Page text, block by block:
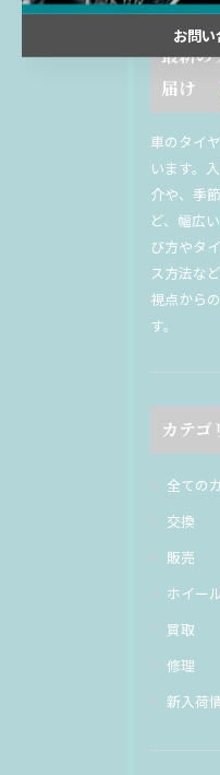
最新の
届け
車のタイ
います。
介や、季
ど、幅広
び方やタ
ス方法な
視点から
す。
カテゴ
全ての
交換
販売
ホイール
買取
修理
新入荷
お問い
お問